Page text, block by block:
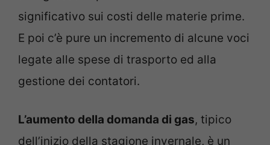
significativo sui costi delle materie prime.
E poi c’è pure un incremento di alcune voci
legate alle spese di trasporto ed alla
gestione dei contatori.
L’aumento della domanda di gas, tipico
dell’inizio della stagione invernale, è un